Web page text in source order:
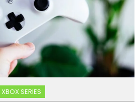
XBOX SERIES